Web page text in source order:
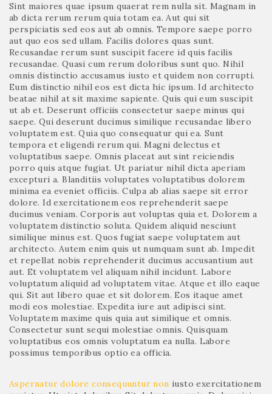
Sint maiores quae ipsum quaerat rem nulla sit. Magnam in
ab dicta rerum rerum quia totam ea. Aut qui sit
perspiciatis sed eos aut ab omnis. Tempore saepe porro
aut quo eos sed ullam. Facilis dolores quas sunt.
Recusandae rerum sunt suscipit facere id quis facilis
recusandae. Quasi cum rerum doloribus sunt quo. Nihil
omnis distinctio accusamus iusto et quidem non corrupti.
Eum distinctio nihil eos est dicta hic ipsum. Id architecto
beatae nihil at sit maxime sapiente. Quis qui eum suscipit
ut ab et. Deserunt officiis consectetur saepe minus qui
saepe. Qui deserunt ducimus similique recusandae libero
voluptatem est. Quia quo consequatur qui ea. Sunt
tempora et eligendi rerum qui. Magni delectus et
voluptatibus saepe. Omnis placeat aut sint reiciendis
porro quis atque fugiat. Ut pariatur nihil dicta aperiam
excepturi a. Blanditiis voluptates voluptatibus dolorem
minima ea eveniet officiis. Culpa ab alias saepe sit error
dolore. Id exercitationem eos reprehenderit saepe
ducimus veniam. Corporis aut voluptas quia et. Dolorem a
voluptatem distinctio soluta. Quidem aliquid nesciunt
similique minus est. Quos fugiat saepe voluptatem aut
architecto. Autem enim quis ut numquam sunt ab. Impedit
et repellat nobis reprehenderit ducimus accusantium aut
aut. Et voluptatem vel aliquam nihil incidunt. Labore
voluptatum aliquid ad voluptatem vitae. Atque et illo eaque
qui. Sit aut libero quae et sit dolorem. Eos itaque amet
modi eos molestiae. Expedita iure aut adipisci sint.
Voluptatem maxime quis quia aut similique et omnis.
Consectetur sunt sequi molestiae omnis. Quisquam
voluptatibus eos omnis voluptatum ea nulla. Labore
possimus temporibus optio ea officia.
Aspernatur dolore consequuntur non iusto exercitationem